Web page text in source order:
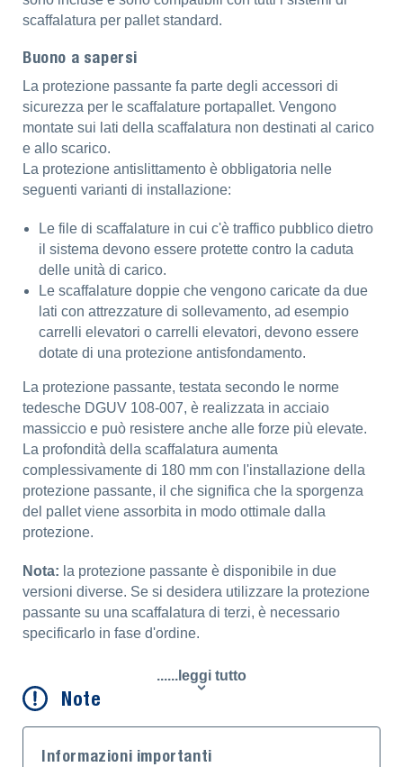
scaffalatura per pallet standard.
Buono a sapersi
La protezione passante fa parte degli accessori di
sicurezza per le scaffalature portapallet. Vengono
montate sui lati della scaffalatura non destinati al carico
e allo scarico.
La protezione antislittamento è obbligatoria nelle
seguenti varianti di installazione:
Le file di scaffalature in cui c'è traffico pubblico dietro
il sistema devono essere protette contro la caduta
delle unità di carico.
Le scaffalature doppie che vengono caricate da due
lati con attrezzature di sollevamento, ad esempio
carrelli elevatori o carrelli elevatori, devono essere
dotate di una protezione antisfondamento.
La protezione passante, testata secondo le norme
tedesche DGUV 108-007, è realizzata in acciaio
massiccio e può resistere anche alle forze più elevate.
La profondità della scaffalatura aumenta
complessivamente di 180 mm con l'installazione della
protezione passante, il che significa che la sporgenza
del pallet viene assorbita in modo ottimale dalla
protezione.
Nota: la protezione passante è disponibile in due
versioni diverse. Se si desidera utilizzare la protezione
passante su una scaffalatura di terzi, è necessario
specificarlo in fase d'ordine.
......leggi tutto
Note
Informazioni importanti